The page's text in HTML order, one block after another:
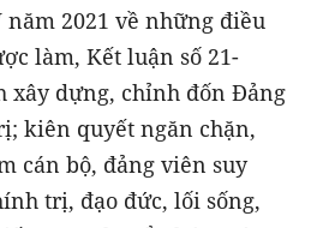
năm 2021 về những điều
làm, Kết luận số 21-
xây dựng, chỉnh đốn Đảng
kiên quyết ngăn chặn,
cán bộ, đảng viên suy
trị, đạo đức, lối sống,